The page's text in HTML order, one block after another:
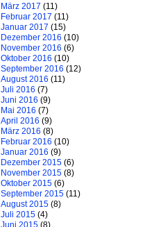
März 2017 (11)
Februar 2017 (11)
Januar 2017 (15)
Dezember 2016 (10)
November 2016 (6)
Oktober 2016 (10)
September 2016 (12)
August 2016 (11)
Juli 2016 (7)
Juni 2016 (9)
Mai 2016 (7)
April 2016 (9)
März 2016 (8)
Februar 2016 (10)
Januar 2016 (9)
Dezember 2015 (6)
November 2015 (8)
Oktober 2015 (6)
September 2015 (11)
August 2015 (8)
Juli 2015 (4)
Juni 2015 (8)